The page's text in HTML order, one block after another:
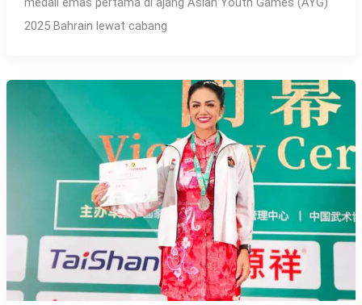
2025 Bahrain lewat cabang